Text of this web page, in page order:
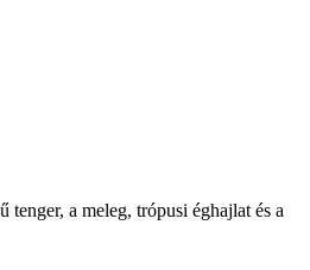
a meleg, trópusi éghajlat és a